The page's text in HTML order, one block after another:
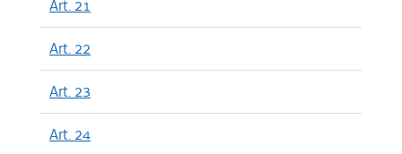
Art. 21
Art. 22
Art. 23
Art. 24